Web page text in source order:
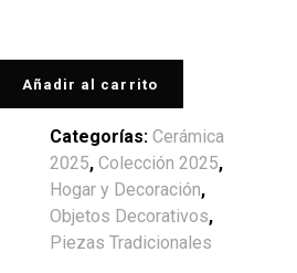
Añadir al carrito
Categorías: Cerámica
2025, Colección 2025,
Hogar y Decoración,
Objetos Decorativos,
Piezas Tradicionales